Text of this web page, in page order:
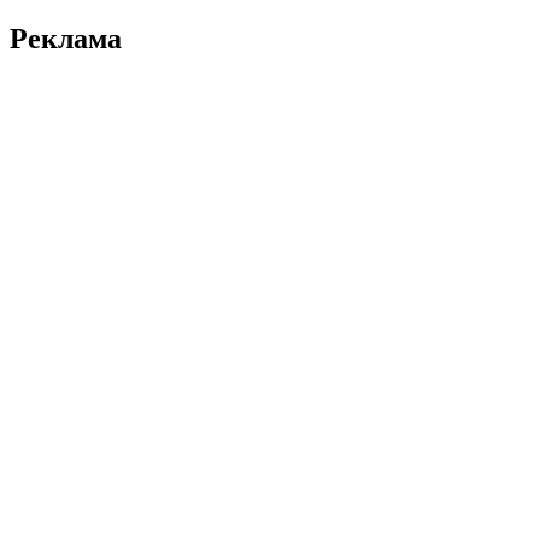
Реклама